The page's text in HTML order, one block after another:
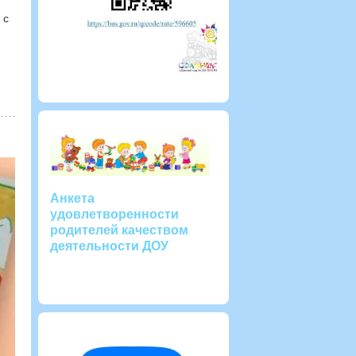
с
Анкета
удовлетворенности
родителей качеством
деятельности ДОУ